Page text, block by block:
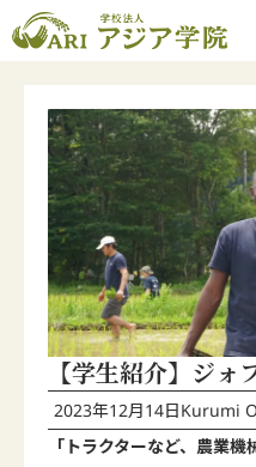
【学生紹介】ジ
2023年12月14日Kurumi
「トラクターなど、農業